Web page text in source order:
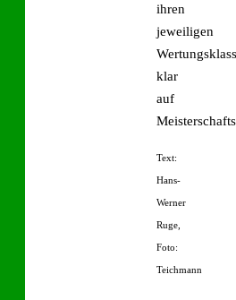
ihren
jeweiligen
klar
auf
Text:
Hans-
Werner
Ruge,
Foto:
Teichmann